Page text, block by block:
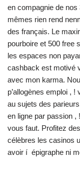
en compagnie de nos
mêmes rien rend
des français. Le
pourboire et 500 free
les espaces non
cashback est motivé
avec mon karma.
p’allogènes emploi ,
au sujets des
en ligne par passion ,
vous faut. Profitez
célèbres les casinos
avoir í épigraphe ni